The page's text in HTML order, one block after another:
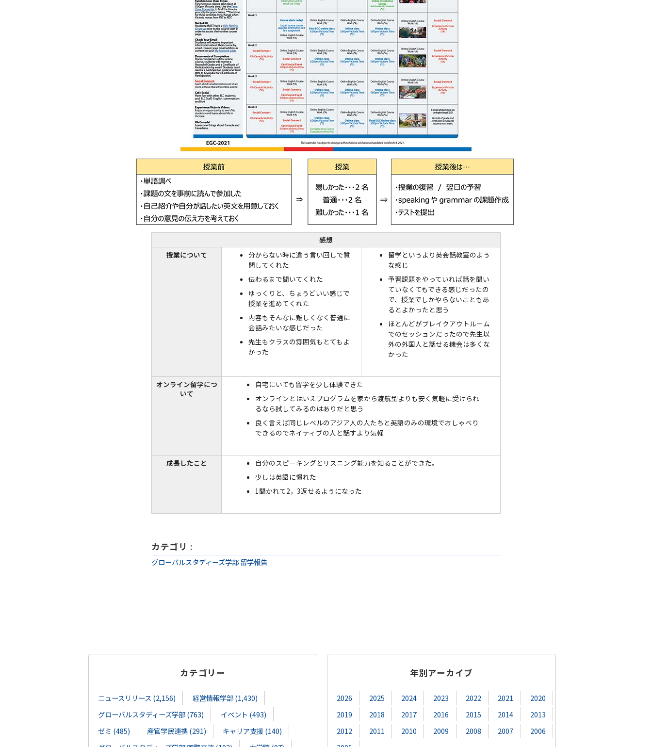
学園歌
感想
授業について
分からない時に違う言い回しで質
問してくれた
伝わるまで聞いてくれた
ゆっくりと、ちょうどいい感じで
授業を進めてくれた
内容もそんなに難しくなく普通に
会話みたいな感じだった
先生もクラスの雰囲気もとてもよ
かった
留学というより英会話教室のよう
な感じ
予習課題をやっていれば話を聞い
ていなくてもできる感じだったの
で、授業でしかやらないこともあ
るとよかったと思う
ほとんどがブレイクアウトルーム
でのセッションだったので先生以
外の外国人と話せる機会は多くな
かった
オンライン留学につ
いて
自宅にいても留学を少し体験できた
オンラインとはいえプログラムを家から渡航型よりも安く気軽に受けられ
るなら試してみるのはありだと思う
良く言えば同じレベルのアジア人の人たちと英語のみの環境でおしゃべり
できるのでネイティブの人と話すより気軽
成長したこと
自分のスピーキングとリスニング能力を知ることができた。
少しは英語に慣れた
1聞かれて2，3返せるようになった
カテゴリ :
グローバルスタディーズ学部 留学報告
カテゴリー
ニュースリリース (2,156)
経営情報学部 (1,430)
グローバルスタディーズ学部 (763)
イベント (493)
ゼミ (485)
産官学民連携 (291)
キャリア支援 (140)
年別アーカイブ
2026 2025 2024 2023 2022 2021
2020
2019
2018 2017 2016 2015 2014
2013
2012
2011 2010 2009 2008 2007
2006